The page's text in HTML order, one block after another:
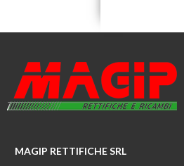
MAGIP RETTIFICHE SRL